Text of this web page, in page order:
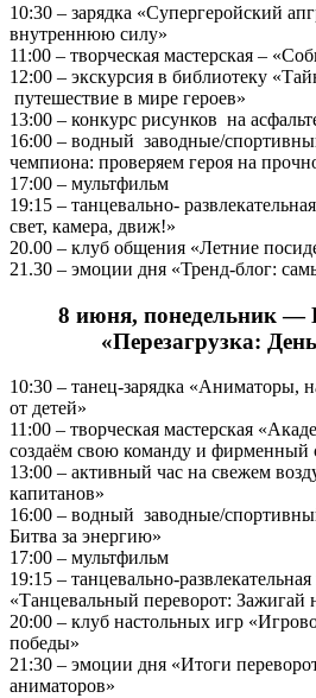
10:30 – зарядка «Супергеройский
внутреннюю силу»
11:00 – творческая мастерская –
12:00 – экскурсия в библиотеку
путешествие в мире героев»
13:00 – конкурс рисунков на
16:00 – водный заводные/
чемпиона: проверяем героя на
17:00 – мультфильм
19:15 – танцевально-
свет, камера, движ!»
20.00 – клуб общения «Летние
21.30 – эмоции дня «Тренд-блог:
8 июня, понедельник —
«Перезагрузка:
10:30 – танец-зарядка «Аниматоры,
от детей»
11:00 – творческая мастерская
создаём свою команду и фирменный
13:00 – активный час на свежем
капитанов»
16:00 – водный заводные/
Битва за энергию»
17:00 – мультфильм
19:15 – танцевально-
«Танцевальный переворот: Зажигай
20:00 – клуб настольных игр
победы»
21:30 – эмоции дня «Итоги
аниматоров»